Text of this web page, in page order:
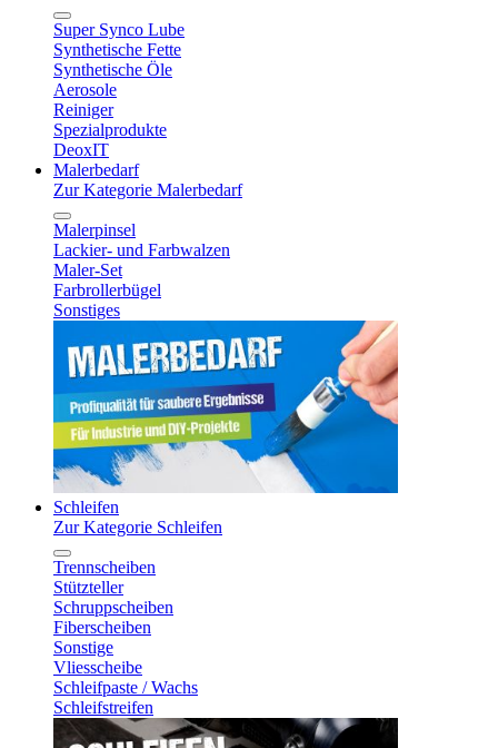
Super Synco Lube
Synthetische Fette
Synthetische Öle
Aerosole
Reiniger
Spezialprodukte
DeoxIT
Malerbedarf
Zur Kategorie Malerbedarf
Malerpinsel
Lackier- und Farbwalzen
Maler-Set
Farbrollerbügel
Sonstiges
Schleifen
Zur Kategorie Schleifen
Trennscheiben
Stützteller
Schruppscheiben
Fiberscheiben
Sonstige
Vliesscheibe
Schleifpaste / Wachs
Schleifstreifen